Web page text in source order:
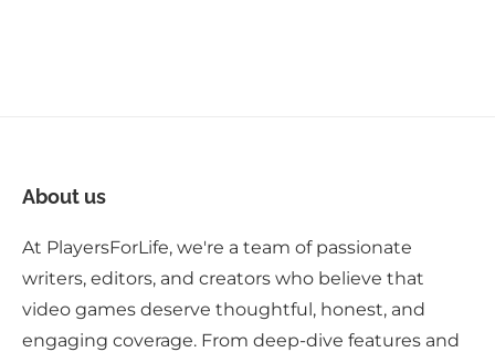
About us
At PlayersForLife, we're a team of passionate
writers, editors, and creators who believe that
video games deserve thoughtful, honest, and
engaging coverage. From deep-dive features and